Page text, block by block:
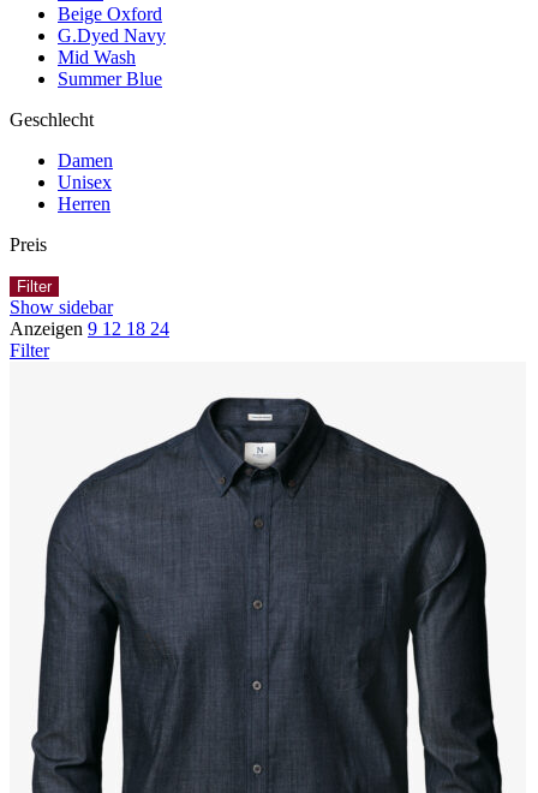
Beige Oxford
G.Dyed Navy
Mid Wash
Summer Blue
Geschlecht
Damen
Unisex
Herren
Preis
Filter
Show sidebar
Anzeigen 9 12 18 24
Filter